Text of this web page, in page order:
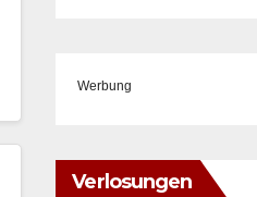
Werbung
Verlosungen